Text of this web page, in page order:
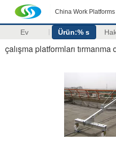
China Work
Ev Ürün:% s
çalışma platformları tırmanma